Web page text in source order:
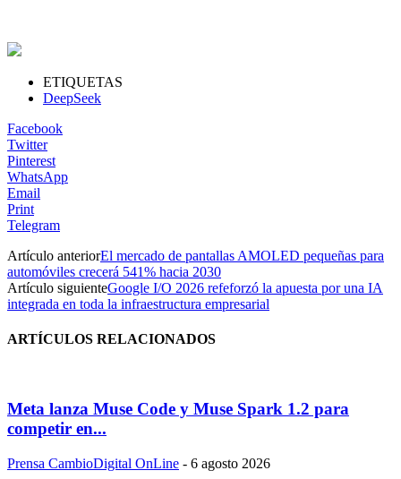
ETIQUETAS
DeepSeek
Facebook
Twitter
Pinterest
WhatsApp
Email
Print
Telegram
Artículo anteriorEl mercado de pantallas AMOLED pequeñas para
automóviles crecerá 541% hacia 2030
Artículo siguienteGoogle I/O 2026 refeforzó la apuesta por una IA
integrada en toda la infraestructura empresarial
ARTÍCULOS RELACIONADOS
Meta lanza Muse Code y Muse Spark 1.2 para
competir en...
Prensa CambioDigital OnLine - 6 agosto 2026